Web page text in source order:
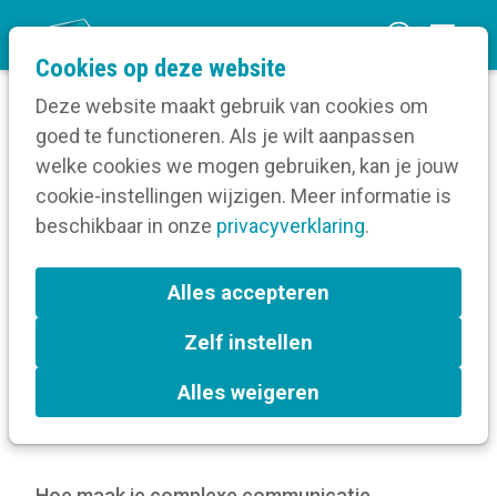
Cookies op deze website
Deze website maakt gebruik van cookies om
goed te functioneren. Als je wilt aanpassen
welke cookies we mogen gebruiken, kan je jouw
cookie-instellingen wijzigen. Meer informatie is
beschikbaar in onze privacyverklaring.
Alles accepteren
Zelf instellen
Alles weigeren
n
m
Home
Beeldcommunicatie die werkt: 9 praktische tips
uit de aanpak van Stad Gent
Beeldcommunicatie die
werkt: 9 praktische tips uit
de aanpak van Stad Gent